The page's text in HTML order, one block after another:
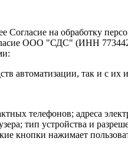
Согласие на обработку
ООО "СДС" (ИНН
автоматизации, так и с их
телефонов; адреса
тип устройства и
кнопки нажимает